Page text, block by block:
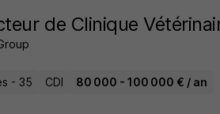
de Clinique
- 35 CDI 80 000 - 100 000 € / an